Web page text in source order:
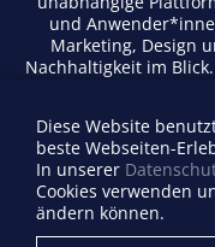
und
Marketing, Design
Nachhaltigkeit im
lebendigen
Magazin den
Ob digitale Trends
macht
Diese Website
beste Webseiten-
In unserer
Cookies verwenden
ändern können.